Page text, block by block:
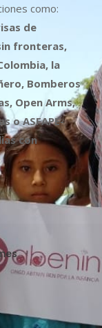
como:
de
fronteras,
la
Bomberos
Open Arms,
o ASFAPE-
con